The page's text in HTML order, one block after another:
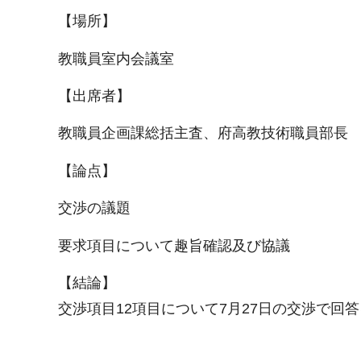
【場所】
教職員室内会議室
【出席者】
教職員企画課総括主査、府高教技術職員部長
【論点】
交渉の議題
要求項目について趣旨確認及び協議
【結論】
交渉項目12項目について7月27日の交渉で回答